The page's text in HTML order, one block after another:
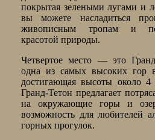
покрытая зелеными лугами и
вы можете насладиться
живописным тропам и
красотой природы.
Четвертое место — это
одна из самых высоких гор
достигающая высоты около 4
Гранд-Тетон предлагает
на окружающие горы и
возможность для любителей
горных прогулок.